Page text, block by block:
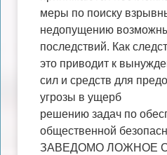
меры по поиску
недопущению
последствий. Как
это приводит к
сил и средств для
угрозы в ущерб
решению задач по
общественной
ЗАВЕДОМО ЛОЖНОЕ